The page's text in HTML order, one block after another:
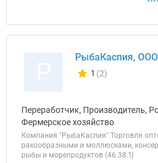
РыбаКаспия, ООО
Количество
1 (2)
Переработчик, Производитель,
Фермерское хозяйство
Компания "РыбаКаспия" Торговля
ракообразными и моллюсками,
рыбы и морепродуктов (46.38.1)